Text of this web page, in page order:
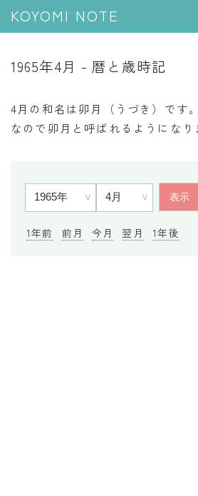
KOYOMI NOTE
五節句
二十四節気
1965年4月 - 暦と歳時記
4月の和名は卯月（うづき）です
なので卯月と呼ばれるようになり
1年前 前月 今月 翌月 1年後